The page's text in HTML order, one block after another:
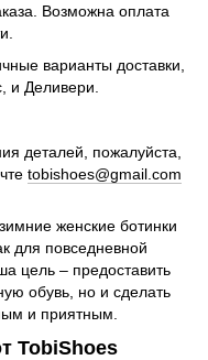
Возможна оплата
варианты доставки,
и Деливери.
деталей, пожалуйста,
tobishoes@gmail.com
женские ботинки
для повседневной
цель – предоставить
обувь, но и сделать
и приятным.
TobiShoes